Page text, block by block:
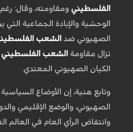
الفلسطيني ومقاومته، وقال: رغم
الوحشية والإبادة الجماعية التي
الصهيوني ضد الشعب
تزال مقاومة الشعب الفلسطيني
الكيان الصهيوني المعتدي.
وتابع هنية، إن الأوضاع السياسية
الصهيوني، والوضع الإقليمي
وانتفاض الرأي العام في العالم